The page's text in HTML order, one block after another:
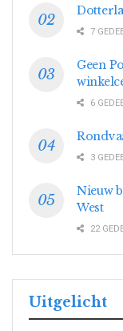
7
Geen
6
3
Nieuw
West
22
Uitgelicht